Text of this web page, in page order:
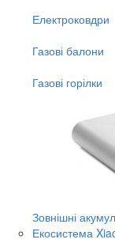
Електроковдри
Газові балони
Газові горілки
Зовнішні
Екосистема